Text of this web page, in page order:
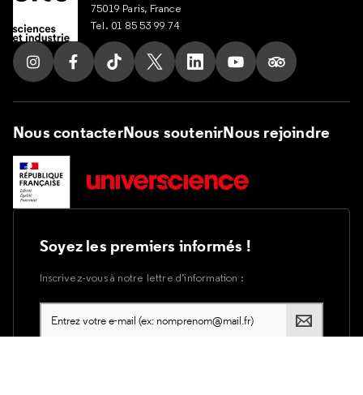
75019 Paris, France
Tel. 01 85 53 99 74
Suivez nous sur Instagram
Suivez nous sur Facebook
Suivez nous sur Tik Tok
Suivez nous sur X
Suivez nous sur LinkedIn
Suivez nous sur
Suivez nous
Nous contacterNous soutenirNous rejoindre
Soyez les premiers informés !
Inscrivez-vous à notre lettre d’information :